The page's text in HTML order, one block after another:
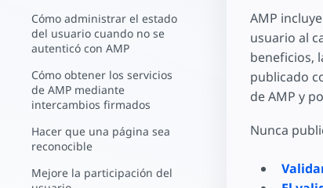
Cómo administrar el estado
del usuario cuando no se
autenticó con AMP
Cómo obtener los servicios
de AMP mediante
intercambios firmados
Hacer que una página sea
reconocible
Mejore la participación del
AMP
usuario al
beneficios,
publicado
de AMP y
Nunca